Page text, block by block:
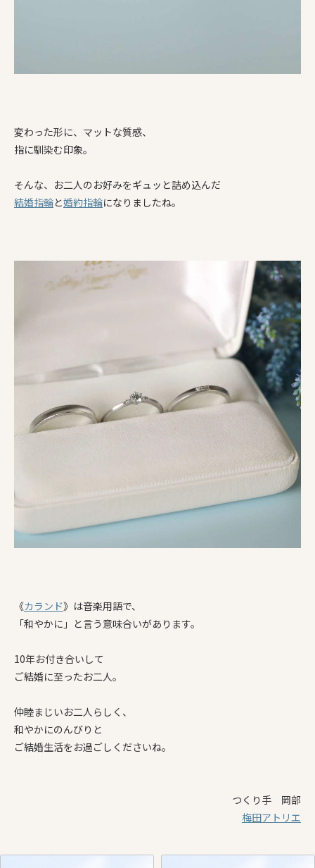
変わった形に、マットな質感、
指に馴染む印象。
そんな、お二人のお好みをギュッと詰め込んだ
結婚指輪と婚約指輪になりましたね。
《カランド》は音楽用語で、
「和やかに」と言う意味合いがあります。
10年お付き合いして
ご結婚に至ったお二人。
仲睦まじいお二人らしく、
和やかにのんびりと
ご結婚生活をお過ごしくださいね。
つくり手 岡部
梅田アトリエ